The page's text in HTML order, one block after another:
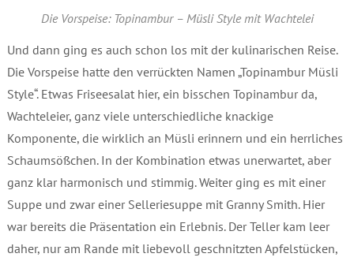
Die Vorspeise: Topinambur – Müsli Style mit Wachtelei
Und dann ging es auch schon los mit der kulinarischen Reise.
Die Vorspeise hatte den verrückten Namen „Topinambur Müsli
Style“. Etwas Friseesalat hier, ein bisschen Topinambur da,
Wachteleier, ganz viele unterschiedliche knackige
Komponente, die wirklich an Müsli erinnern und ein herrliches
Schaumsößchen. In der Kombination etwas unerwartet, aber
ganz klar harmonisch und stimmig. Weiter ging es mit einer
Suppe und zwar einer Selleriesuppe mit Granny Smith. Hier
war bereits die Präsentation ein Erlebnis. Der Teller kam leer
daher, nur am Rande mit liebevoll geschnitzten Apfelstücken,